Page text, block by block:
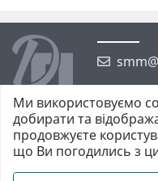
©2026 https://dnpr.com.ua
Всі права захищені. При
Ми використовуємо
добирати та
продовжуєте
що Ви погодились з